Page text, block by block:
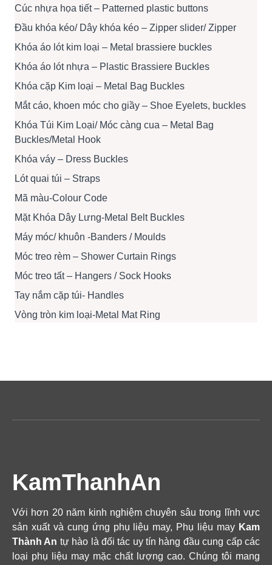
Cúc nhựa họa tiết – Patterned plastic buttons
Đầu khóa kéo/ Dây khóa kéo – Zipper slider/ Zipper
Khóa áo lót kim loại – Metal brassiere buckles
Khóa áo lót nhựa – Plastic Brassiere Buckles
Khóa cặp Kim loại – Metal Bag Buckles
Mắt cáo, khoen móc cho giầy – Shoe Eyelets, buckles
Khóa Túi Kim Loại/ Móc càng cua – Metal Bag
Buckles/Metal Hook
Khóa váy – Dress Buckles
Lót quai túi – Straps
Mã màu-Colour Code
Mặt Khóa Dây Lưng-Metal Belt Buckles
Máy móc/ khuôn -Banders / Moulds
Móc treo rèm – Shower Curtain Rings
Móc treo tất – Hangers / Sock Hooks
Tay nắm cặp túi- Handles
Vòng tròn kim loại-Metal Mat Ring
KamThanhAn
Với hơn 20 năm kinh nghiệm chuyên sâu trong lĩnh vực
sản xuất và cung ứng phụ liệu may, Phụ liệu may Kam
Thành An tự hào là đối tác uy tín hàng đầu cung cấp các
loại phụ liệu may mặc chất lượng cao. Chúng tôi mang